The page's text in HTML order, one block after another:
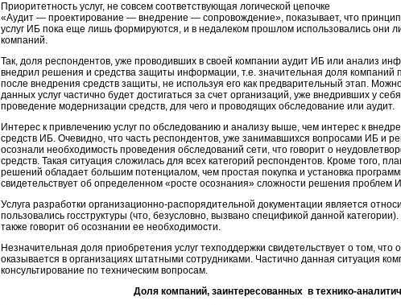
Приоритетность услуг, не совсем соответствующая логической цепочке
«Аудит — проектирование — внедрение — сопровождение», показывает, что
услуг ИБ пока еще лишь формируются, и в недалеком прошлом использовались они
компаний.
Так, доля респондентов, уже проводивших в своей компании аудит ИБ или анализ
внедрил решения и средства защиты информации, т.е. значительная доля компаний
после внедрения средств защиты, не используя его как предварительный этап.
данных услуг частично будет достигаться за счет организаций, уже внедривших у
проведение модернизации средств, для чего и проводящих обследование или аудит.
Интерес к привлечению услуг по обследованию и анализу выше, чем интерес к
средств ИБ. Очевидно, что часть респондентов, уже занимавшихся вопросами ИБ и
осознали необходимость проведения обследований сети, что говорит о
средств. Такая ситуация сложилась для всех категорий респондентов. Кроме того,
решений обладает большим потенциалом, чем простая покупка и установка
свидетельствует об определенном «росте осознания» сложности решения проблем
Услуга разработки организационно-распорядительной документации является
пользовались госструктуры (что, безусловно, вызвано спецификой данной
также говорит об осознании ее необходимости.
Незначительная доля приобретения услуг техподдержки свидетельствует о том,
оказывается в организациях штатными сотрудниками. Частично данная ситуация
консультирование по техническим вопросам.
Доля компаний, заинтересованных в технико-